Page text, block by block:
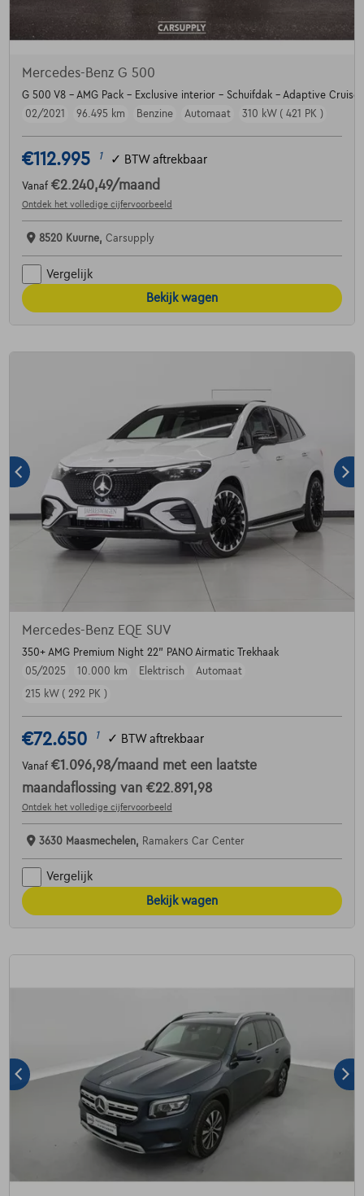
Mercedes-Benz G 500
G 500 V8 - AMG Pack - Exclusive interior - Schuifdak - Adaptive
02/2021
96.495 km Benzine Automaat 310 kW ( 421 PK )
€112.995 1 ✓ BTW aftrekbaar
Vanaf €2.240,49/maand
Ontdek het volledige cijfervoorbeeld
8520 Kuurne, Carsupply
Vergelijk
Bekijk wagen
Mercedes-Benz EQE SUV
350+ AMG Premium Night 22" PANO Airmatic Trekhaak
05/2025
10.000 km Elektrisch
Automaat
215 kW ( 292 PK )
€72.650 1 ✓ BTW aftrekbaar
Vanaf €1.096,98/maand met een laatste
maandaflossing van €22.891,98
Ontdek het volledige cijfervoorbeeld
3630 Maasmechelen, Ramakers Car Center
Vergelijk
Bekijk wagen